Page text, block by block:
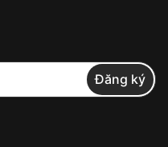
Đăng ký